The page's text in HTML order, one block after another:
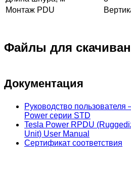
Монтаж PDU
Файлы для
Документация
Руководство пользователя
Power серии STD
Tesla Power RPDU
Unit) User Manual
Сертификат соответствия